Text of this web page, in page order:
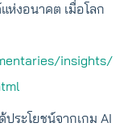
แห่งอนาคต เมื่อโลก
insights/
ระโยชน์จากเกม AI